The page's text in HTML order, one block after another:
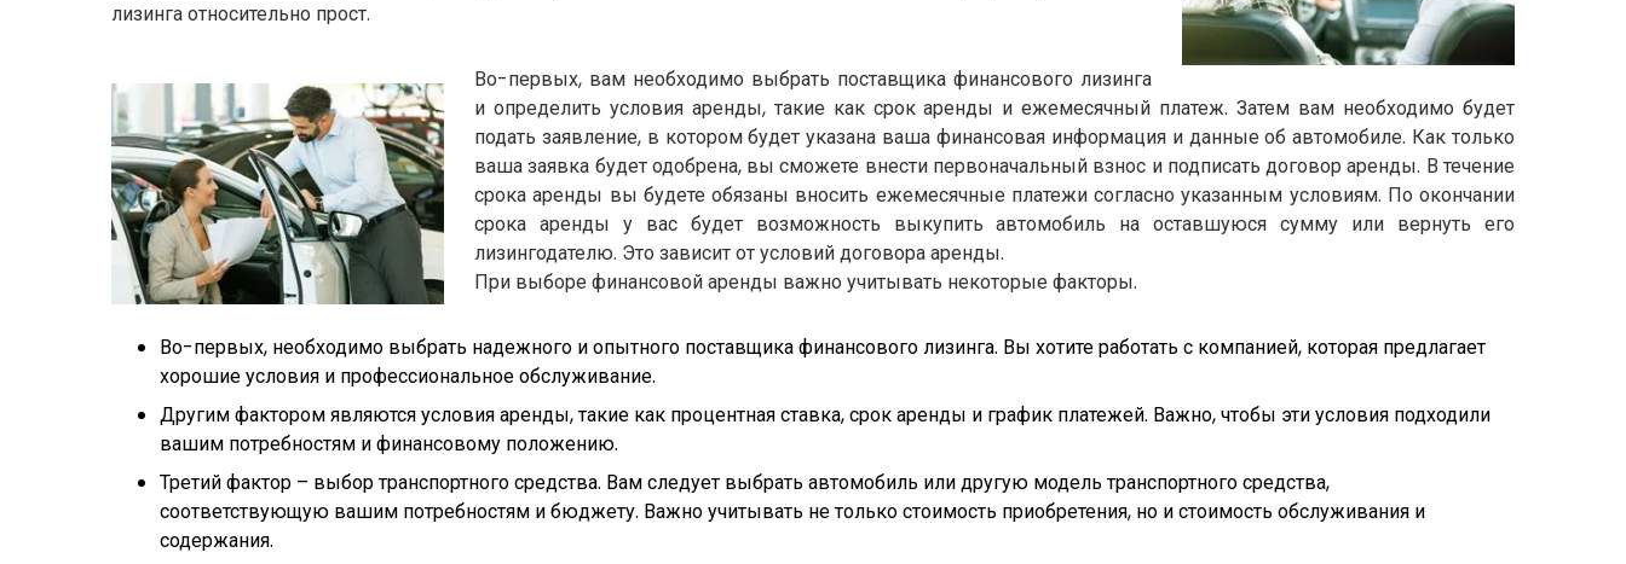
лизинга относительно прост.
Во-первых, вам необходимо выбрать поставщика финансового лизинга
и определить условия аренды, такие как срок аренды и ежемесячный платеж. Затем вам необходимо будет
подать заявление, в котором будет указана ваша финансовая информация и данные об автомобиле. Как только
ваша заявка будет одобрена, вы сможете внести первоначальный взнос и подписать договор аренды. В течение
срока аренды вы будете обязаны вносить ежемесячные платежи согласно указанным условиям. По окончании
срока аренды у вас будет возможность выкупить автомобиль на оставшуюся сумму или вернуть его
лизингодателю. Это зависит от условий договора аренды.
При выборе финансовой аренды важно учитывать некоторые факторы.
Во-первых, необходимо выбрать надежного и опытного поставщика финансового лизинга. Вы хотите работать с компанией, которая предлагает
хорошие условия и профессиональное обслуживание.
Другим фактором являются условия аренды, такие как процентная ставка, срок аренды и график платежей. Важно, чтобы эти условия подходили
вашим потребностям и финансовому положению.
Третий фактор – выбор транспортного средства. Вам следует выбрать автомобиль или другую модель транспортного средства,
соответствующую вашим потребностям и бюджету. Важно учитывать не только стоимость приобретения, но и стоимость обслуживания и
содержания.